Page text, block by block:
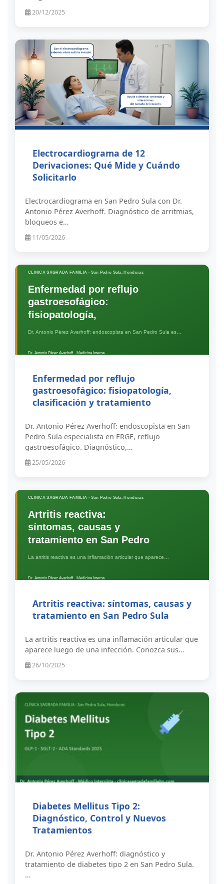
20/12/2025
Electrocardiograma de 12
Derivaciones: Qué Mide y Cuándo
Solicitarlo
Electrocardiograma en San Pedro Sula con Dr.
Antonio Pérez Averhoff. Diagnóstico de arritmias,
bloqueos e…
11/05/2026
Enfermedad por reflujo
gastroesofágico: fisiopatología,
clasificación y tratamiento
Dr. Antonio Pérez Averhoff: endoscopista en San
Pedro Sula especialista en ERGE, reflujo
gastroesofágico. Diagnóstico,…
25/05/2026
Artritis reactiva: síntomas, causas y
tratamiento en San Pedro Sula
La artritis reactiva es una inflamación articular que
aparece luego de una infección. Conozca sus…
26/10/2025
Diabetes Mellitus Tipo 2:
Diagnóstico, Control y Nuevos
Tratamientos
Dr. Antonio Pérez Averhoff: diagnóstico y
tratamiento de diabetes tipo 2 en San Pedro Sula.
…